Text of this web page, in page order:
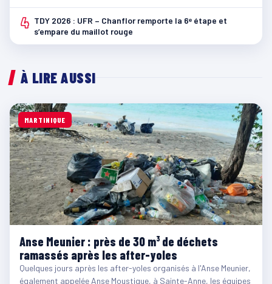
4 TDY 2026 : UFR – Chanflor remporte la 6ᵉ étape et
s’empare du maillot rouge
À LIRE AUSSI
MARTINIQUE
Anse Meunier : près de 30 m³ de déchets
ramassés après les after-yoles
Quelques jours après les after-yoles organisés à l'Anse Meunier,
également appelée Anse Moustique, à Sainte-Anne, les équipes